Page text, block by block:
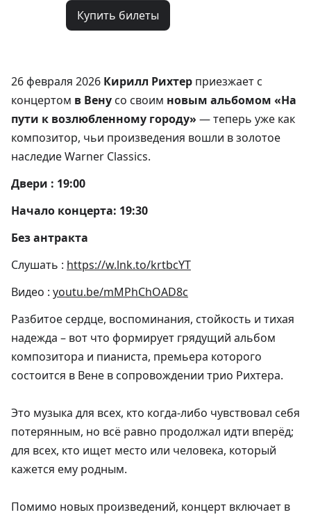
Купить билеты
26 февраля 2026 Кирилл Рихтер приезжает с
концертом в Вену со своим новым альбомом «На
пути к возлюбленному городу» — теперь уже как
композитор, чьи произведения вошли в золотое
наследие Warner Classics.
Двери : 19:00
Начало концерта: 19:30
Без антракта
Слушать : https://w.lnk.to/krtbcYT
Видео : youtu.be/mMPhChOAD8c
Разбитое сердце, воспоминания, стойкость и тихая
надежда – вот что формирует грядущий альбом
композитора и пианиста, премьера которого
состоится в Вене в сопровождении трио Рихтера.
Это музыка для всех, кто когда-либо чувствовал себя
потерянным, но всё равно продолжал идти вперёд;
для всех, кто ищет место или человека, который
кажется ему родным.
Помимо новых произведений, концерт включает в